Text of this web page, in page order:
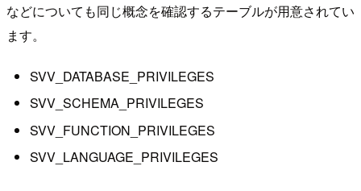
などについても同じ概念を確認するテーブルが用意されてい
ます。
SVV_DATABASE_PRIVILEGES
SVV_SCHEMA_PRIVILEGES
SVV_FUNCTION_PRIVILEGES
SVV_LANGUAGE_PRIVILEGES